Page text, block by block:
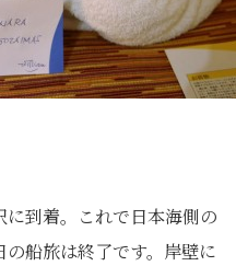
到着。これで日本海側の
船旅は終了です。岸壁に